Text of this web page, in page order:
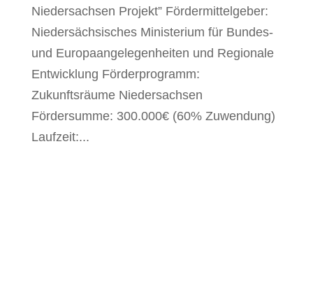
Niedersachsen Projekt” Fördermittelgeber:
Niedersächsisches Ministerium für Bundes-
und Europaangelegenheiten und Regionale
Entwicklung Förderprogramm:
Zukunftsräume Niedersachsen
Fördersumme: 300.000€ (60% Zuwendung)
Laufzeit:...